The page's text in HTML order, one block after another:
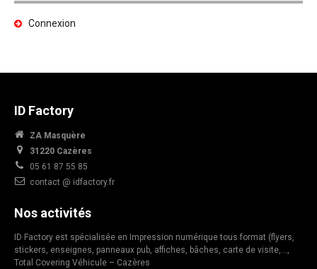
Connexion
ID Factory
ZA Masquère
31220 Cazères
05 61 87 55 85
contact @ idfactory.fr
Nos activités
ID Factory est spécialisée en Impression numérique tous format (flyers,
stickers, enseignes, panneaux pub, affiches, bâches, carte de visite,…,
Total Covering Véhicule – Cazères